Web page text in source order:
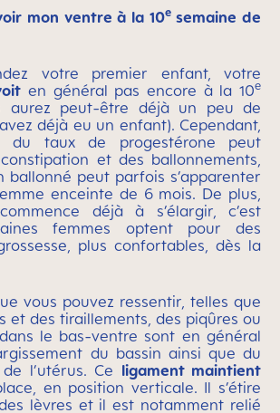
mon ventre à la 10esemaine de
votre premier enfant, votre
en général pas encore à la 10e
aurez peut-être déjà un peu de
déjà eu un enfant). Cependant,
du taux de progestérone peut
et des ballonnements,
ballonné peut parfois s’apparenter
enceinte de 6 mois. De plus,
déjà à s’élargir, c’est
femmes optent pour des
plus confortables, dès la
vous pouvez ressentir, telles que
et des tiraillements, des piqûres ou
le bas-ventre sont en général
du bassin ainsi que du
l’utérus. Ce ligament maintient
en position verticale. Il s’étire
lèvres et il est notamment relié